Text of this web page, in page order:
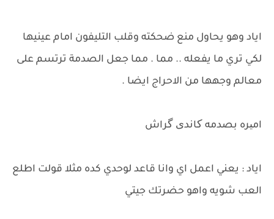
اياد وهو يحاول منع ضحكته وقلب التليفون امام عينيها
لكي تري ما يفعله .. مما . مما جعل الصدمة ترتسم على
معالم وجهها من الاحراج ايضا .
امیره بصدمه کاندی گراش
اياد : يعني اعمل اي وانا قاعد لوحدي كده مثلا قولت اطلع
العب شويه واهو حضرتك جيتي